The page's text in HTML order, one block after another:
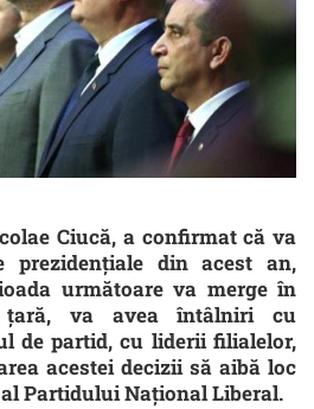
Ciucă, a confirmat că va
prezidenţiale din acest an,
următoare va merge în
va avea întâlniri cu
de partid, cu liderii filialelor,
acestei decizii să aibă loc
Partidului Naţional Liberal.